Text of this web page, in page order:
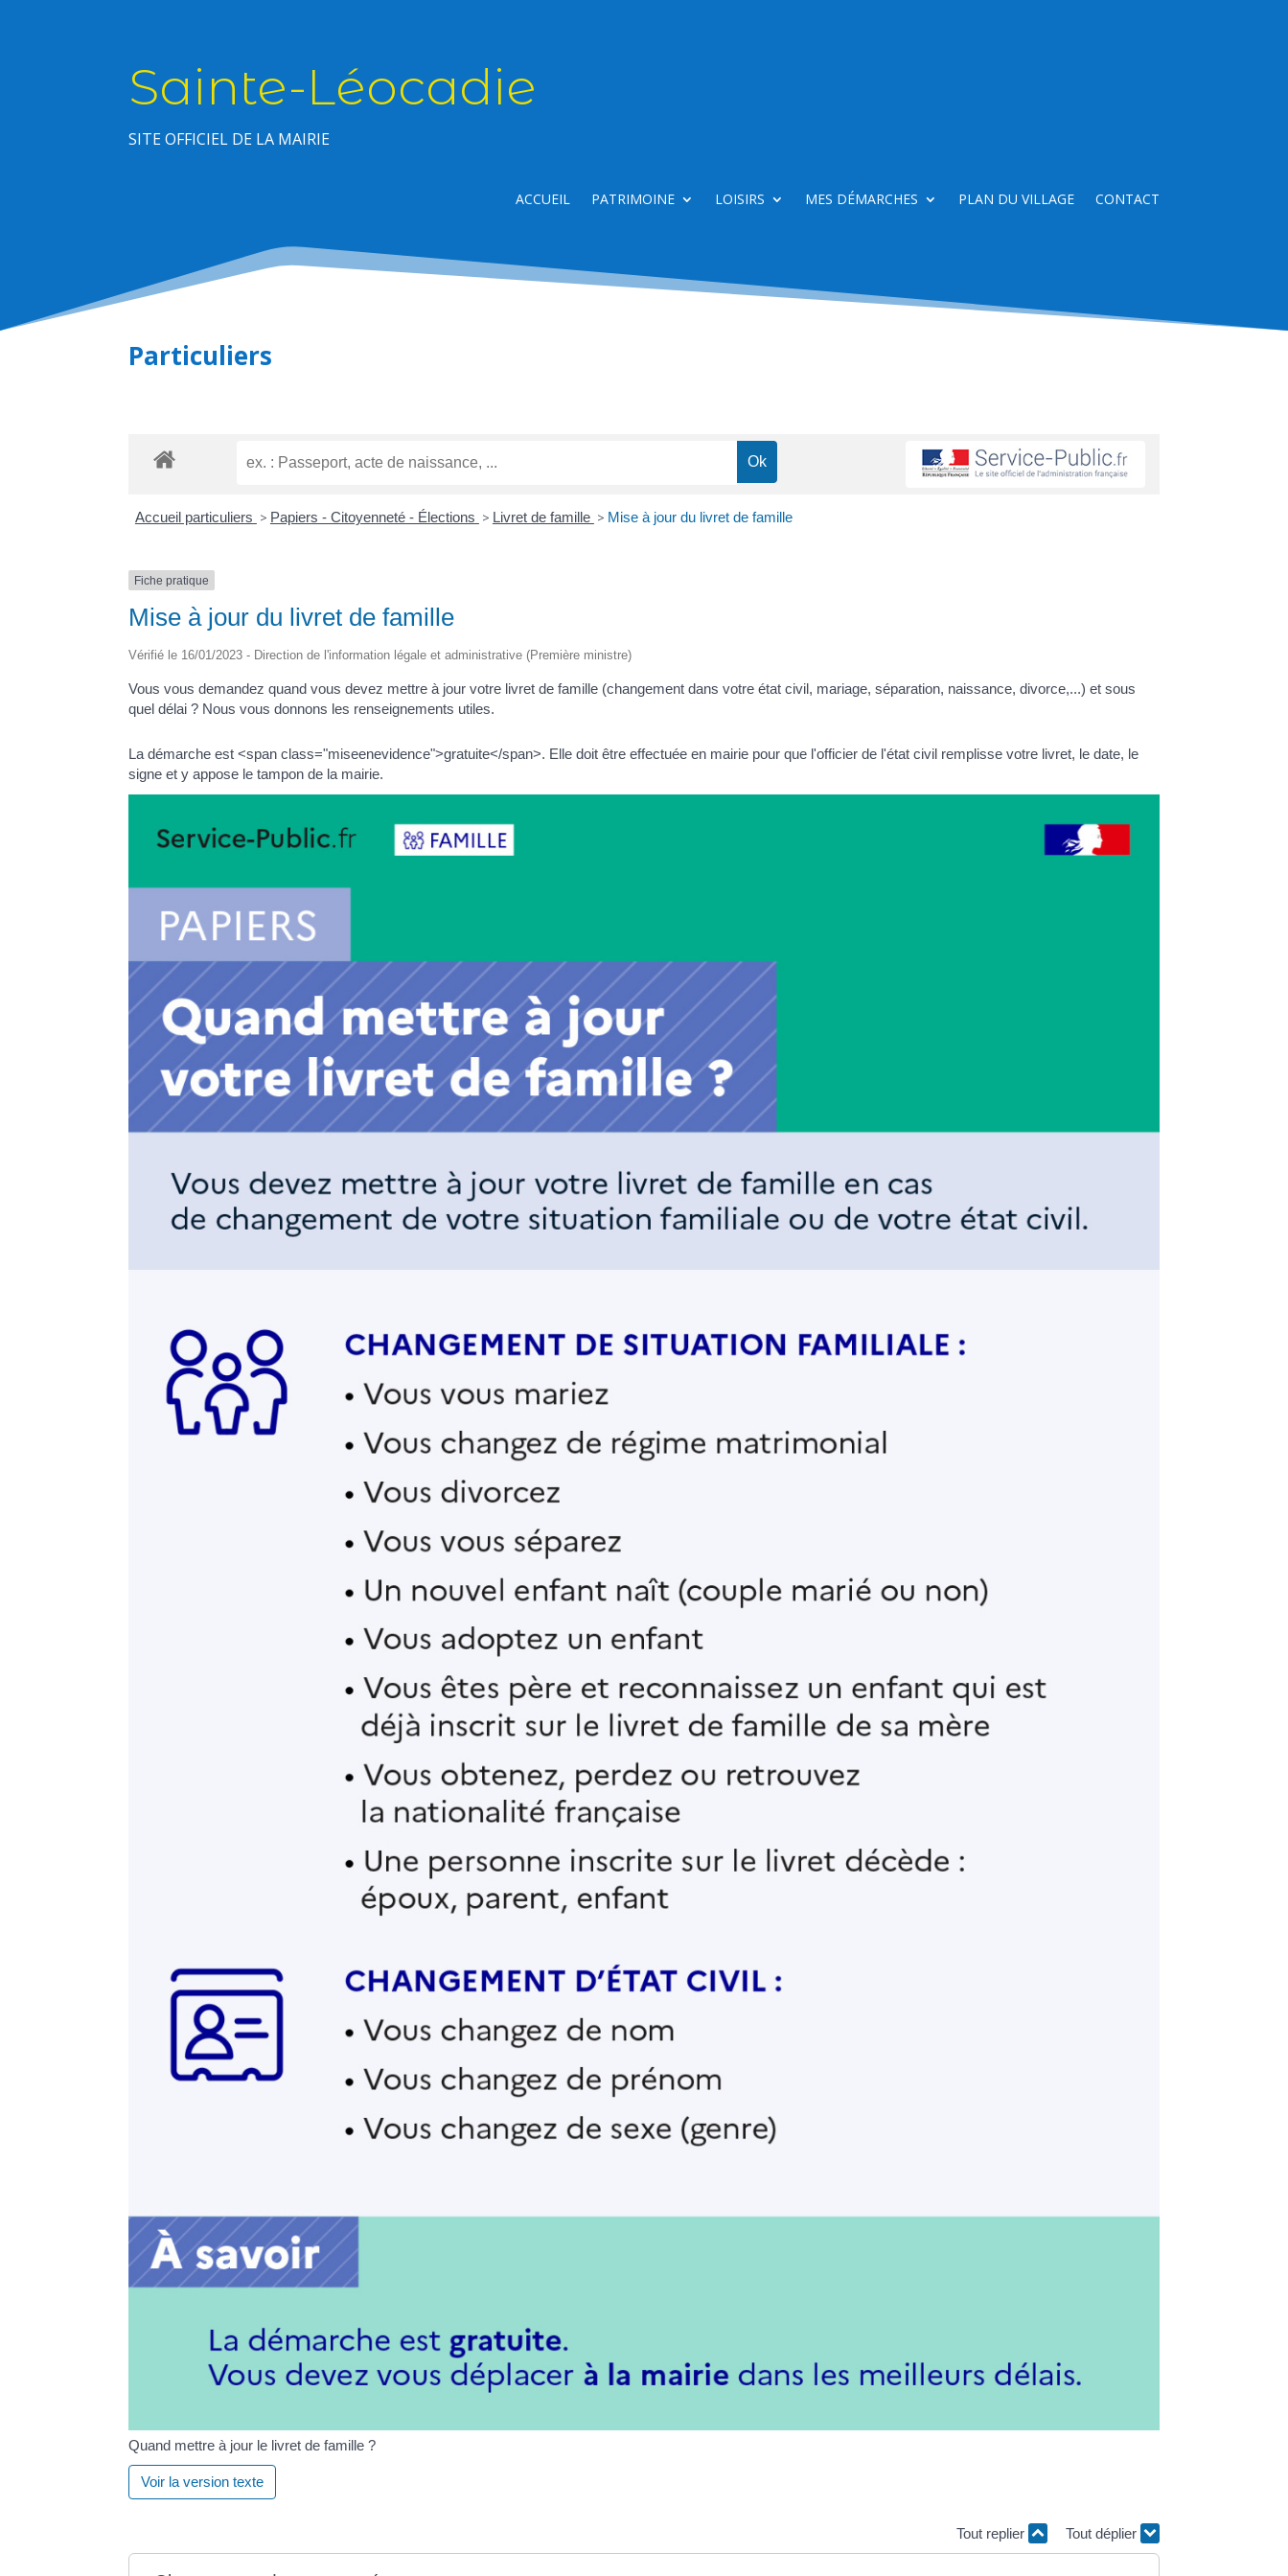
Sainte-Léocadie
SITE OFFICIEL DE LA MAIRIE
ACCUEIL PATRIMOINE LOISIRS MES DÉMARCHES PLAN DU VILLAGE CONTACT
Particuliers
Accueil particuliers > Papiers - Citoyenneté - Élections > Livret de famille > Mise à jour du livret de famille
Fiche pratique
Mise à jour du livret de famille
Vérifié le 16/01/2023 - Direction de l'information légale et administrative (Première ministre)
Vous vous demandez quand vous devez mettre à jour votre livret de famille (changement dans votre état civil, mariage, séparation, naissance, divorce,...) et sous
quel délai ? Nous vous donnons les renseignements utiles.
La démarche est <span class="miseenevidence">gratuite</span>. Elle doit être effectuée en mairie pour que l'officier de l'état civil remplisse votre livret, le date, le
signe et y appose le tampon de la mairie.
Quand mettre à jour le livret de famille ?
Voir la version texte
Tout replier Tout déplier